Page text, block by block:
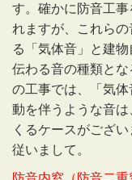
す。確かに防音工
れますが、これら
る「気体音」と建物
伝わる音の種類とな
の工事では、「気
動を伴うような音
くるケースがござい
従いまして。